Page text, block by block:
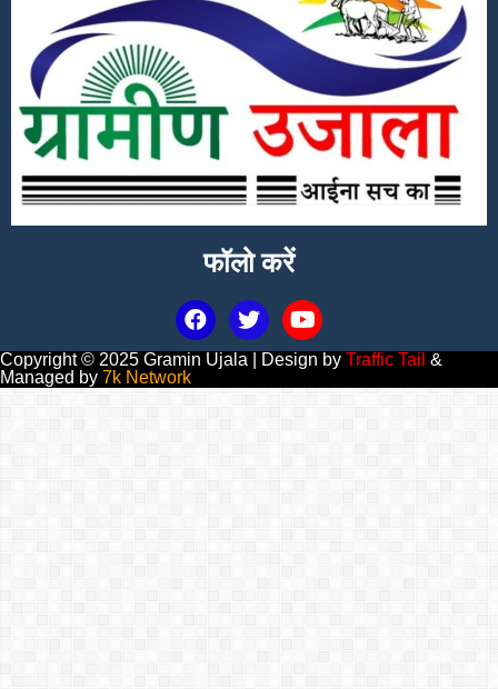
फॉलो करें
Copyright © 2025 Gramin Ujala | Design by Traffic Tail &
Managed by 7k Network